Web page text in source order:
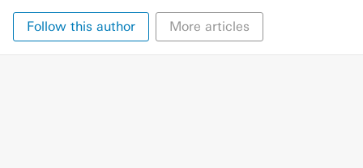
Follow this author More articles